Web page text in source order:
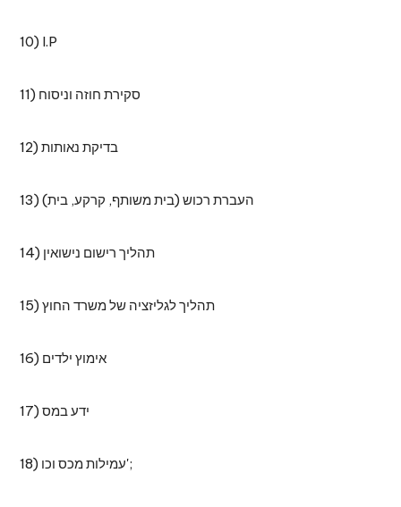
10) I.P
11) סקירת חוזה וניסוח
12) בדיקת נאותות
13) העברת רכוש (בית משותף, קרקע, בית)
14) תהליך רישום נישואין
15) תהליך לגליזציה של משרד החוץ
16) אימוץ ילדים
17) ידע במס
18) עמילות מכס וכו';